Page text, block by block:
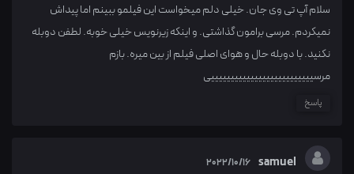
سلام آپ تی وی جان. خیلی دلم میخواست این فیلمو ببینم اما پیداش
نمیکردم. مرسی برامون گذاشتی. و اینکه زیرنویس خیلی خوبه. لطفن دوبله
نکنید. با دوبله حال و هوای اصلی فیلم از بین میره. بازم
مرسییییییییییییییییییییییییییی
پاسخ
samuel
2022/10/16